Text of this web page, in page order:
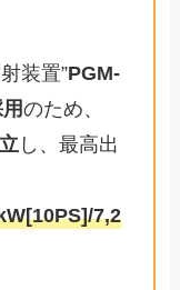
装置”PGM-
のため、
し、最高出
7,2